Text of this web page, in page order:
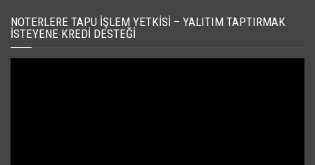
NOTERLERE TAPU İŞLEM YETKISI – YALITIM TAPTIRMAK
İSTEYENE KREDI DESTEĞI